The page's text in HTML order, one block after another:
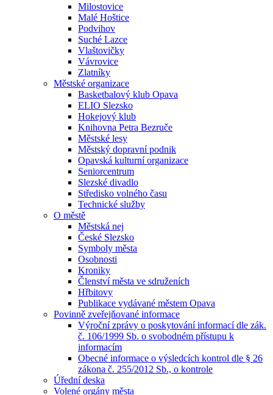
Milostovice
Malé Hoštice
Podvihov
Suché Lazce
Vlaštovičky
Vávrovice
Zlatníky
Městské organizace
Basketbalový klub Opava
ELIO Slezsko
Hokejový klub
Knihovna Petra Bezruče
Městské lesy
Městský dopravní podnik
Opavská kulturní organizace
Seniorcentrum
Slezské divadlo
Středisko volného času
Technické služby
O městě
Městská nej
České Slezsko
Symboly města
Osobnosti
Kroniky
Členství města ve sdruženích
Hřbitovy
Publikace vydávané městem Opava
Povinně zveřejňované informace
Výroční zprávy o poskytování informací dle zák.
č. 106/1999 Sb. o svobodném přístupu k
informacím
Obecné informace o výsledcích kontrol dle § 26
zákona č. 255/2012 Sb., o kontrole
Úřední deska
Volené orgány města